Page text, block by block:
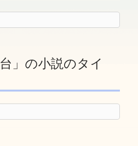
」の小説のタイ